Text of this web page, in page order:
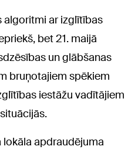
algoritmi ar izglītības
bet 21. maijā
un glābšanas
bruņotajiem spēkiem
iestāžu vadītājiem
apdraudējuma